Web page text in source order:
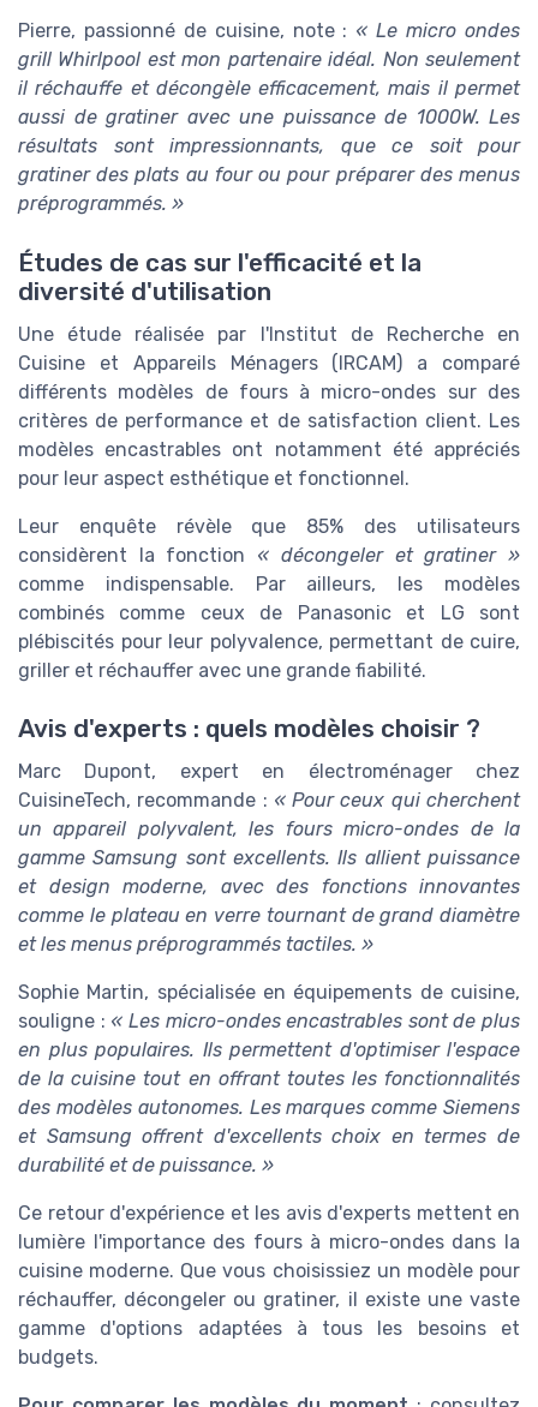
Pierre, passionné de cuisine, note : « Le micro ondes
grill Whirlpool est mon partenaire idéal. Non seulement
il réchauffe et décongèle efficacement, mais il permet
aussi de gratiner avec une puissance de 1000W. Les
résultats sont impressionnants, que ce soit pour
gratiner des plats au four ou pour préparer des menus
préprogrammés. »
Études de cas sur l'efficacité et la
diversité d'utilisation
Une étude réalisée par l'Institut de Recherche en
Cuisine et Appareils Ménagers (IRCAM) a comparé
différents modèles de fours à micro-ondes sur des
critères de performance et de satisfaction client. Les
modèles encastrables ont notamment été appréciés
pour leur aspect esthétique et fonctionnel.
Leur enquête révèle que 85% des utilisateurs
considèrent la fonction « décongeler et gratiner »
comme indispensable. Par ailleurs, les modèles
combinés comme ceux de Panasonic et LG sont
plébiscités pour leur polyvalence, permettant de cuire,
griller et réchauffer avec une grande fiabilité.
Avis d'experts : quels modèles choisir ?
Marc Dupont, expert en électroménager chez
CuisineTech, recommande : « Pour ceux qui cherchent
un appareil polyvalent, les fours micro-ondes de la
gamme Samsung sont excellents. Ils allient puissance
et design moderne, avec des fonctions innovantes
comme le plateau en verre tournant de grand diamètre
et les menus préprogrammés tactiles. »
Sophie Martin, spécialisée en équipements de cuisine,
souligne : « Les micro-ondes encastrables sont de plus
en plus populaires. Ils permettent d'optimiser l'espace
de la cuisine tout en offrant toutes les fonctionnalités
des modèles autonomes. Les marques comme Siemens
et Samsung offrent d'excellents choix en termes de
durabilité et de puissance. »
Ce retour d'expérience et les avis d'experts mettent en
lumière l'importance des fours à micro-ondes dans la
cuisine moderne. Que vous choisissiez un modèle pour
réchauffer, décongeler ou gratiner, il existe une vaste
gamme d'options adaptées à tous les besoins et
budgets.